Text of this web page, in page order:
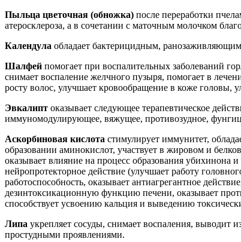
Пыльца цветочная (обножка) после переработки
атеросклероза, а в сочетании с маточным молочком
Календула обладает бактерицидным,
Шалфей помогает при воспалительных заболеваний
снимает воспаление желчного пузыря, помогает в
росту волос, улучшает кровообращение в коже головы,
Эвкалипт оказывает следующее терапевтическое
иммуномодулирующее, вяжущее, противозудное,
Аскорбиновая кислота стимулирует иммунитет,
образовании аминокислот, участвует в жировом и
оказывает влияние на процесс образования убихинона
нейропротекторное действие (улучшает работу
работоспособность, оказывает антиагрегантное
дезинтоксикационную функцию печени, оказывает
способствует усвоению кальция и выведению
Липа укрепляет сосуды, снимает воспаления, выводит
простудными проявлениями.